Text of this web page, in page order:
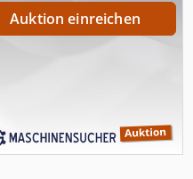
Auktion einreichen